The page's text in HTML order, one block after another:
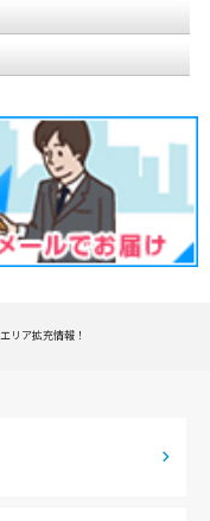
リア拡充情報！